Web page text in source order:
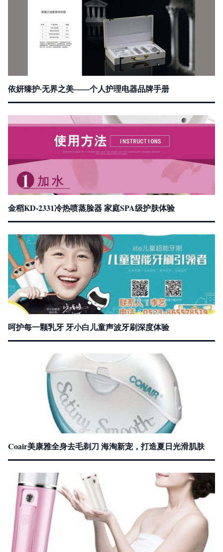
依妍臻护·无界之美——个人护理电器品牌手册
金稻KD-2331冷热喷蒸脸器 家庭SPA级护肤体验
呵护每一颗乳牙 牙小白儿童声波牙刷深度体验
Coair美康雅全身去毛剃刀 海淘新宠，打造夏日光滑肌肤